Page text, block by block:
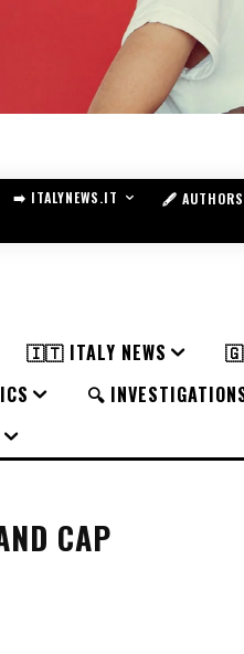
➡️ ITALYNEWS.IT 🖋️ AUTHORS
🇮🇹 ITALY NEWS
🔍
CAP